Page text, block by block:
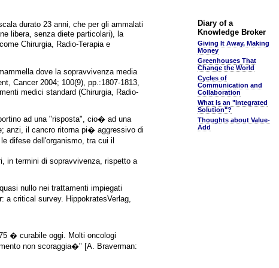
durato 23 anni, che per gli ammalati
libera, senza diete particolari), la
Chirurgia, Radio-Terapia e
dove la sopravvivenza media
Cancer 2004; 100(9), pp.:1807-1813,
medici standard (Chirurgia, Radio-
ad una "risposta", cio� ad una
anzi, il cancro ritorna pi� aggressivo di
difese dell'organismo, tra cui il
in termini di sopravvivenza, rispetto a
nullo nei trattamenti impiegati
critical survey. HippokratesVerlag,
� curabile oggi. Molti oncologi
non scoraggia�" [A. Braverman:
Diary of a
Knowledge Broker
Giving It Away, Making
Money
Greenhouses That
Change the World
Cycles of
Communication and
Collaboration
What Is an "Integrated
Solution"?
Thoughts about Value-
Add